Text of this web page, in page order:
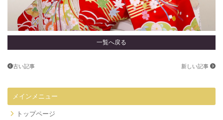
一覧へ戻る
古い記事 新しい記事
メインメニュー
トップページ